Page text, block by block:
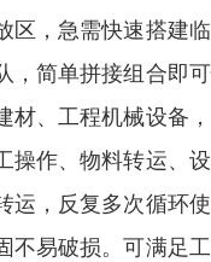
区，急需快速搭建
，简单拼接组合即
材、工程机械设备
操作、物料转运、
运，反复多次循环
不易破损。可满足